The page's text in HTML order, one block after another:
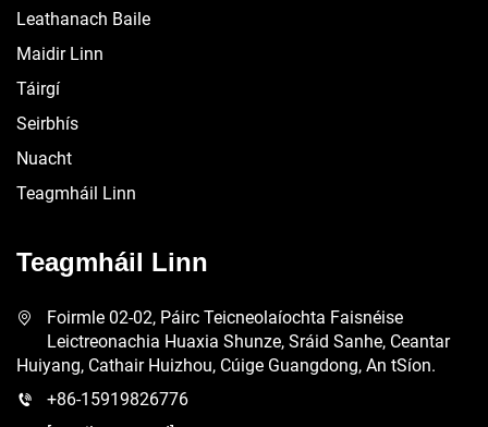
Leathanach Baile
Maidir Linn
Táirgí
Seirbhís
Nuacht
Teagmháil Linn
Teagmháil Linn
Foirmle 02-02, Páirc Teicneolaíochta Faisnéise
Leictreonachia Huaxia Shunze, Sráid Sanhe, Ceantar
Huiyang, Cathair Huizhou, Cúige Guangdong, An tSíon.
+86-15919826776